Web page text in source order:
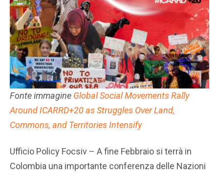
Fonte immagine Global Social Movements Rally
Around ICARRD+20 as Struggles Over Land,
Commons, and Territories Intensify
Ufficio Policy Focsiv – A fine Febbraio si terrà in
Colombia una importante conferenza delle Nazioni